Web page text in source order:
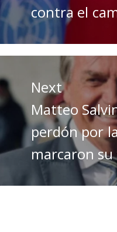
post:
contra el
Next
Next
post:
Matteo
perdón por
marcaron